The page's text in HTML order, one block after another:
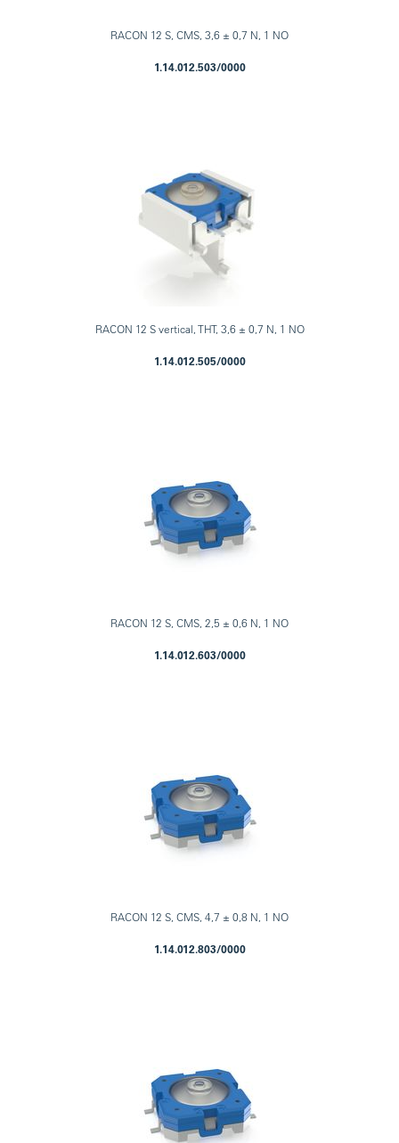
RACON 12 S, CMS, 3,6 ± 0,7 N, 1 NO
1.14.012.503/0000
RACON 12 S vertical, THT, 3,6 ± 0,7 N, 1 NO
1.14.012.505/0000
RACON 12 S, CMS, 2,5 ± 0,6 N, 1 NO
1.14.012.603/0000
RACON 12 S, CMS, 4,7 ± 0,8 N, 1 NO
1.14.012.803/0000